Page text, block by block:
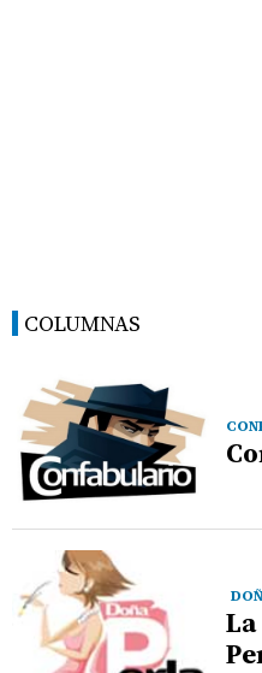
COLUMNAS